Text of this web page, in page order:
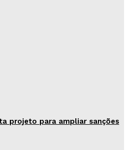
projeto para ampliar sanções